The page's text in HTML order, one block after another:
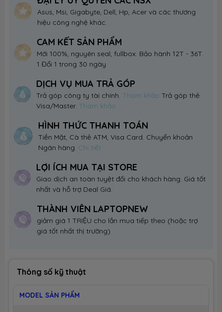
Asus, Msi, Gigabyte, Dell, Hp, Acer và các thương
hiệu công nghệ khác.
CAM KẾT SẢN PHẨM
Mới 100%, nguyên seal, fullbox. Bảo hành 12T - 36T.
1 Đổi 1 trong 30 ngày
DỊCH VỤ MUA TRẢ GÓP
Trả góp công ty tài chính. Tham khảoTrả góp thẻ
Visa/Master. Tham khảo
HÌNH THỨC THANH TOÁN
Tiền Mặt, Cà thẻ ATM, Visa Card. Chuyển khoản
Ngân hàng. Chi tiết
LỢI ÍCH MUA TẠI STORE
Giao dịch an toàn tuyệt đối cho khách hàng. Giá tốt
nhất và hỗ trợ Deal Giá.
THÀNH VIÊN LAPTOPNEW
giảm giá 1 TRIỆU cho lần mua tiếp theo (hoặc trợ
giá tốt nhất thị trường)
Thông số kỹ thuật
MODEL SẢN PHẨM